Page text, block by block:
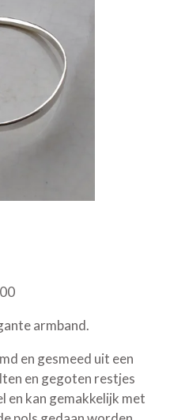
armband.
en gesmeed uit een
en gegoten restjes
en kan gemakkelijk met